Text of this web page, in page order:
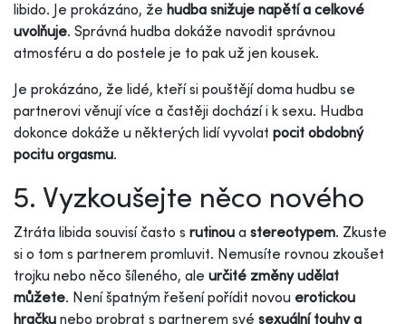
libido. Je prokázáno, že hudba snižuje napětí a celkové
uvolňuje. Správná hudba dokáže navodit správnou
atmosféru a do postele je to pak už jen kousek.
Je prokázáno, že lidé, kteří si pouštějí doma hudbu se
partnerovi věnují více a častěji dochází i k sexu. Hudba
dokonce dokáže u některých lidí vyvolat pocit obdobný
pocitu orgasmu.
5. Vyzkoušejte něco nového
Ztráta libida souvisí často s rutinou a stereotypem. Zkuste
si o tom s partnerem promluvit. Nemusíte rovnou zkoušet
trojku nebo něco šíleného, ale určité změny udělat
můžete. Není špatným řešení pořídit novou erotickou
hračku nebo probrat s partnerem své sexuální touhy a